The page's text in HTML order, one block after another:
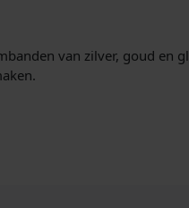
van zilver, goud en